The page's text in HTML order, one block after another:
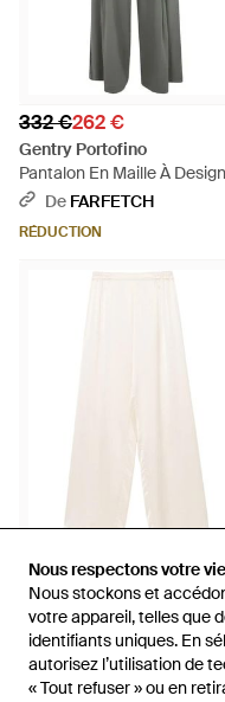
Nous respectons votre
Nous stockons et
votre appareil, telles que
identifiants uniques. En
autorisez l’utilisation de
« Tout refuser » ou en
Nous respectons votre
Nous stockons et
votre appareil, telles que
identifiants uniques. En
autorisez l’utilisation de
« Tout refuser » ou en
332 €262 €
Gentry Portofino
Pantalon En Maille À Design
Côtelé - Gris
De FARFETCH
RÉDUCTION
764 €382 €
Gentry Portofino
Pantalon En Satin - Blanc
De FARFETCH
RÉDUCTION